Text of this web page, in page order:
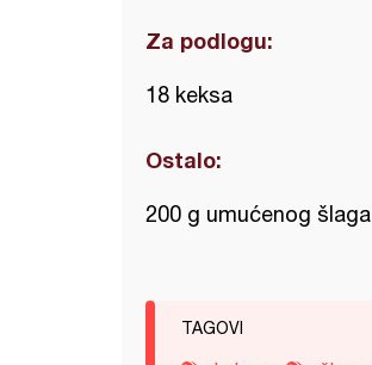
Za podlogu:
18 keksa
Ostalo:
200 g umućenog šlaga
TAGOVI